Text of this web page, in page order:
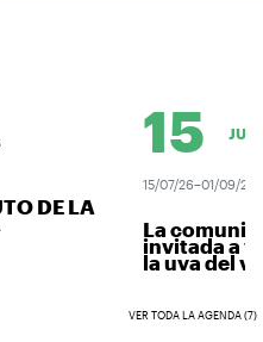
DE LA
15 JUL.
15/07/26–01/09/26
La
invitada a
la uva del
VER TODA LA AGENDA (7)